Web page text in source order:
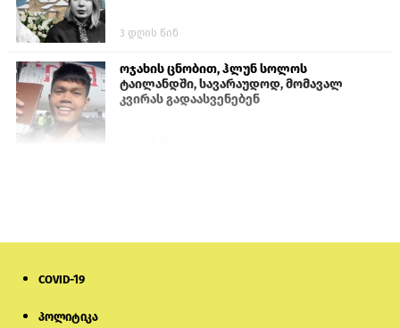
3 დღის წინ
ოჯახის ცნობით, ჰლუნ სოლოს
ტაილანდში, სავარაუდოდ, მომავალ
კვირას გადაასვენებენ
COVID-19
პოლიტიკა